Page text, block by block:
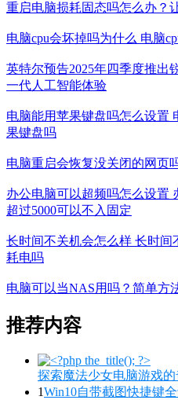
重启电脑损耗固态吗怎么办？
电脑cpu会坏掉吗为什么 电脑
英特尔预告2025年四季度推出
一代人工智能体验
电脑能用苹果键盘吗怎么设置
果键盘吗
电脑重启会恢复没关闭的网页
办公电脑可以超频吗怎么设置
超过5000可以不入固定
长时间不关机会怎么样 长时
耗电吗
电脑可以当NAS用吗？简单方
推荐内容
探索魔法少女电脑游戏
1Win10自带截图快捷键